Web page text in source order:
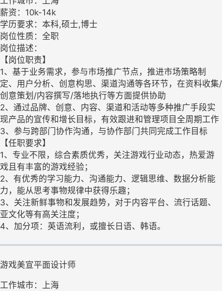
薪资：10k-14k
学历要求：本科,硕士,博士
岗位性质：全职
岗位描述：
【岗位职责】
1、基于业务需求，参与市场推广节点，推进市场策略制
定、用户分析、创意构思、渠道沟通等各环节，在资料收集/
创意策划/内容撰写/落地执行等方面提供协助
2、通过品牌、创意、内容、渠道和活动等多种推广手段实
现产品的宣传和增长目标，有效跟进和管理项目全周期工作
3、参与跨部门协作沟通，与协作部门共同完成工作目标
【任职要求】
1、专业不限，综合素质优秀，关注游戏行业动态，热爱游
戏且有丰富的游戏经验；
2、有优秀的学习能力、沟通能力、逻辑思维、数据分析能
力，能从思考事物规律中获得乐趣；
3、关注新鲜事物和发展趋势，对于内容平台、流行话题、
亚文化等有高关注度；
4、加分项：英语流利，或擅长日语、韩语。
游戏美宣平面设计师
工作城市：上海